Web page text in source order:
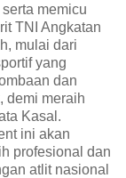
memicu
TNI Angkatan
mulai dari
yang
dan
demi meraih
Kasal.
ini akan
profesional dan
atlit nasional